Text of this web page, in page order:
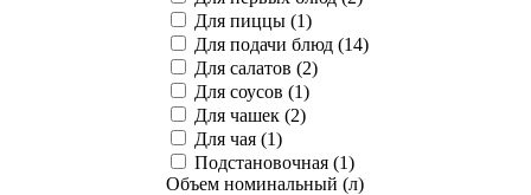
Для пиццы (1)
Для подачи блюд (14)
Для салатов (2)
Для соусов (1)
Для чашек (2)
Для чая (1)
Подстановочная (1)
Объем номинальный (л)